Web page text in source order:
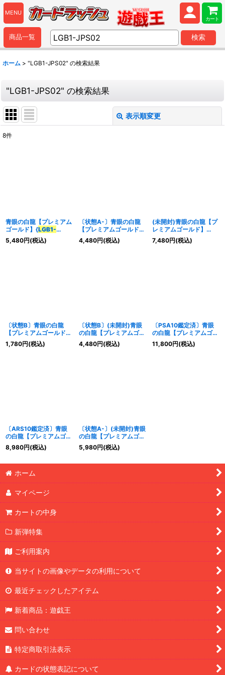
MENU
カート
商品一覧 検索
ホーム > "LGB1-JPS02" の検索結果
"LGB1-JPS02" の検索結果
表示順変更
カテゴリ :
8件
青眼の白龍【プレミアム
ゴールド】{LGB1-
JPS02}《モンスター》
5,480円(税込)
〔状態A-〕青眼の白龍
【プレミアムゴールド】
{LGB1-JPS02
ター》
4,480円(税込)
(未開封)青眼の白龍【プ
レミアムゴールド】
{LGB1-JPS02
ター》
7,480円(税込)
〔状態B〕青眼の白龍
【プレミアムゴールド】
{ LGB1-JPS02
ター》
1,780円(税込)
〔状態B〕(未開封)青眼
の白龍【プレミアムゴー
ルド】{LGB1-JPS02
《モンスター》
4,480円(税込)
〔PSA10鑑定済〕青眼
の白龍【プレミアムゴー
ルド】{LGB1-JPS02
《モンスター》
11,800円(税込)
〔ARS10鑑定済〕青眼
の白龍【プレミアムゴー
ルド】{LGB1-JPS02
《モンスター》
8,980円(税込)
〔状態A-〕(未開封)青眼
の白龍【プレミアムゴー
ルド】{LGB1-JPS02
《モンスター》
5,980円(税込)
ホーム
マイページ
カートの中身
新弾特集
ご利用案内
当サイトの画像やデータの利用について
最近チェックしたアイテム
新着商品：遊戯王
問い合わせ
特定商取引法表示
カードの状態表記について